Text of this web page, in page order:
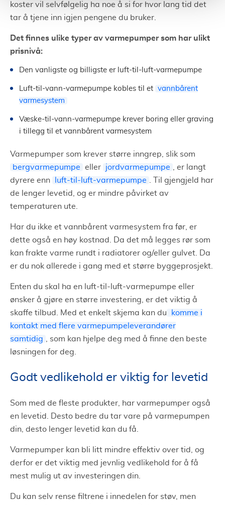
koster vil selvfølgelig ha noe å si for hvor lang tid det
tar å tjene inn igjen pengene du bruker.
Det finnes ulike typer av varmepumper som har ulikt
prisnivå:
Den vanligste og billigste er luft-til-luft-varmepumpe
Luft-til-vann-varmepumpe kobles til et vannbårent
varmesystem
Væske-til-vann-varmepumpe krever boring eller graving
i tillegg til et vannbårent varmesystem
Varmepumper som krever større inngrep, slik som
bergvarmepumpe
eller jordvarmepumpe
, er langt
dyrere enn
luft-til-luft-varmepumpe
. Til gjengjeld har
de lenger levetid, og er mindre påvirket av
temperaturen ute.
Har du ikke et vannbårent varmesystem fra før, er
dette også en høy kostnad. Da det må legges rør som
kan frakte varme rundt i radiatorer og/eller gulvet. Da
er du nok allerede i gang med et større byggeprosjekt.
Enten du skal ha en luft-til-luft-varmepumpe eller
ønsker å gjøre en større investering, er det viktig å
skaffe tilbud. Med et enkelt skjema kan du
komme i
kontakt med flere varmepumpeleverandører
samtidig
, som kan hjelpe deg med å finne den beste
løsningen for deg.
Godt vedlikehold er viktig for levetid
Som med de fleste produkter, har varmepumper også
en levetid. Desto bedre du tar vare på varmepumpen
din, desto lenger levetid kan du få.
Varmepumper kan bli litt mindre effektiv over tid, og
derfor er det viktig med jevnlig vedlikehold for å få
mest mulig ut av investeringen din.
Du kan selv rense filtrene i innedelen for støv, men